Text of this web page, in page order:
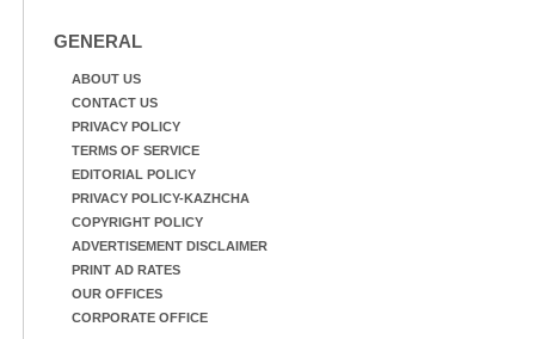
GENERAL
ABOUT US
CONTACT US
PRIVACY POLICY
TERMS OF SERVICE
EDITORIAL POLICY
PRIVACY POLICY-KAZHCHA
COPYRIGHT POLICY
ADVERTISEMENT DISCLAIMER
PRINT AD RATES
OUR OFFICES
CORPORATE OFFICE